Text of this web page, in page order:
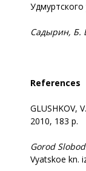
Садырин, Б.
References
GLUSHKOV,
2010, 183 p.
Gorod
Vyatskoe kn.